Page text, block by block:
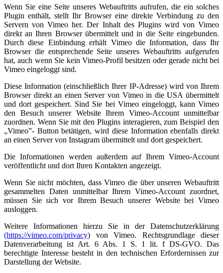
Wenn Sie eine Seite unseres Webauftritts aufrufen, die ein solches
Plugin enthält, stellt Ihr Browser eine direkte Verbindung zu den
Servern von Vimeo her. Der Inhalt des Plugins wird von Vimeo
direkt an Ihren Browser übermittelt und in die Seite eingebunden.
Durch diese Einbindung erhält Vimeo die Information, dass Ihr
Browser die entsprechende Seite unseres Webauftritts aufgerufen
hat, auch wenn Sie kein Vimeo-Profil besitzen oder gerade nicht bei
Vimeo eingeloggt sind.
Diese Information (einschließlich Ihrer IP-Adresse) wird von Ihrem
Browser direkt an einen Server von Vimeo in die USA übermittelt
und dort gespeichert. Sind Sie bei Vimeo eingeloggt, kann Vimeo
den Besuch unserer Website Ihrem Vimeo-Account unmittelbar
zuordnen. Wenn Sie mit den Plugins interagieren, zum Beispiel den
„Vimeo”- Button betätigen, wird diese Information ebenfalls direkt
an einen Server von Instagram übermittelt und dort gespeichert.
Die Informationen werden außerdem auf Ihrem Vimeo-Account
veröffentlicht und dort Ihren Kontakten angezeigt.
Wenn Sie nicht möchten, dass Vimeo die über unseren Webauftritt
gesammelten Daten unmittelbar Ihrem Vimeo-Account zuordnet,
müssen Sie sich vor Ihrem Besuch unserer Website bei Vimeo
ausloggen.
Weitere Informationen hierzu Sie in der Datenschutzerklärung
(https://vimeo.com/privacy) von Vimeo. Rechtsgrundlage dieser
Datenverarbeitung ist Art. 6 Abs. 1 S. 1 lit. f DS-GVO. Das
berechtigte Interesse besteht in den technischen Erfordernissen zur
Darstellung der Website.